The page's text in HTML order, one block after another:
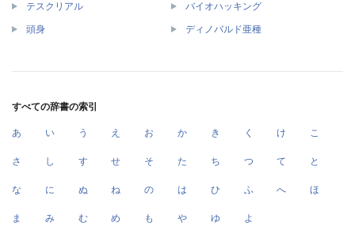
テスクリアル バイオハッキング
頭身 ディノバルド亜種
すべての辞書の索引
あ い う え お か き く け こ
さ し す せ そ た ち つ て と
な に ぬ ね の は ひ ふ へ ほ
ま み む め も や ゆ よ